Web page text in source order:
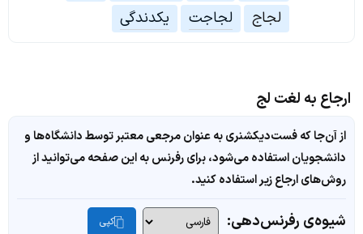
لجاج
لجاجت یکدندگی
ارجاع به لغت لج
از آن‌جا که فست‌دیکشنری به عنوان مرجعی معتبر توسط دانشگاه‌ها و
دانشجویان استفاده می‌شود، برای رفرنس به این صفحه می‌توانید از
روش‌های ارجاع زیر استفاده کنید.
شیوه‌ی رفرنس‌دهی: کپی